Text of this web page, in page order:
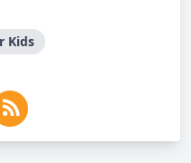
Kids